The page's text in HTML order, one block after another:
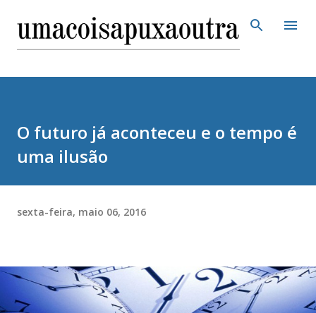
Pular para o conteúdo principal
O futuro já aconteceu e o tempo é
uma ilusão
sexta-feira, maio 06, 2016